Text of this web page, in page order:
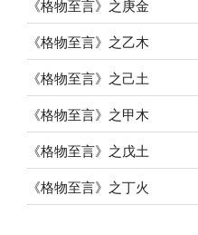
《格物至言》之庚金
《格物至言》之乙木
《格物至言》之己土
《格物至言》之甲木
《格物至言》之戊土
《格物至言》之丁火